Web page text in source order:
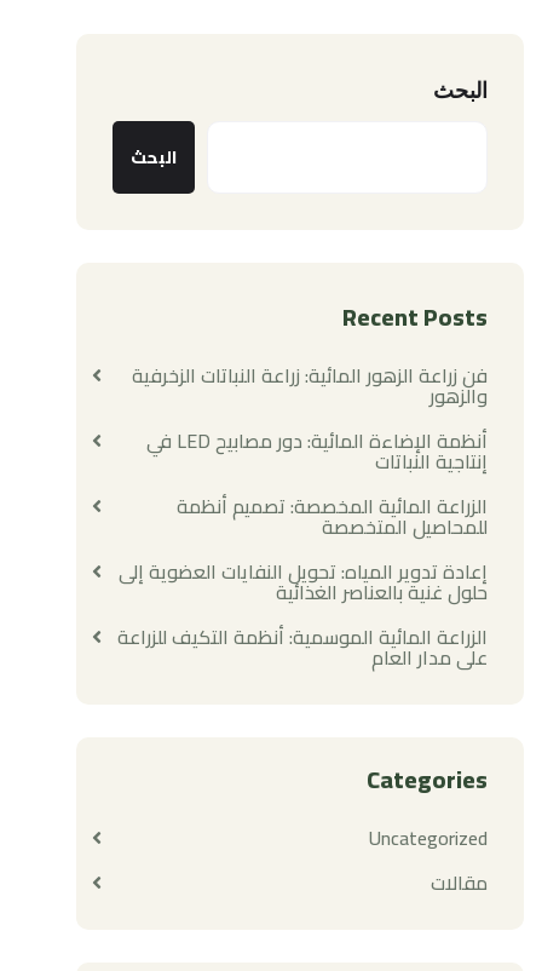
البحث
البحث
Recent Posts
فن زراعة الزهور المائية: زراعة النباتات الزخرفية
والزهور
أنظمة الإضاءة المائية: دور مصابيح LED في
إنتاجية النباتات
الزراعة المائية المخصصة: تصميم أنظمة
للمحاصيل المتخصصة
إعادة تدوير المياه: تحويل النفايات العضوية إلى
حلول غنية بالعناصر الغذائية
الزراعة المائية الموسمية: أنظمة التكيف للزراعة
على مدار العام
Categories
Uncategorized
مقالات